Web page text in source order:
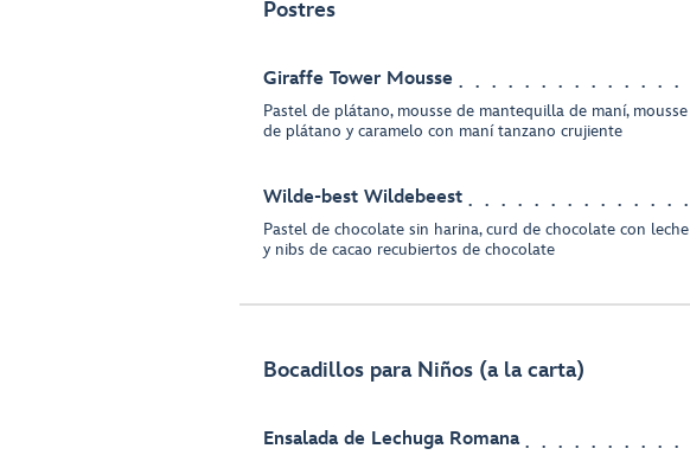
Postres
Giraffe Tower Mousse
Pastel de plátano, mousse de mantequilla de maní, mousse
de plátano y caramelo con maní tanzano crujiente
Wilde-best Wildebeest
Pastel de chocolate sin harina, curd de chocolate con leche
y nibs de cacao recubiertos de chocolate
Bocadillos para Niños (a la carta)
Ensalada de Lechuga Romana